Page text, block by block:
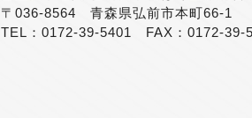
〒036-8564 青森県弘前市本町66-1
TEL：0172-39-5401 FAX：0172-39-